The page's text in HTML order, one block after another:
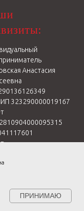
Анастасия
323290000019167
№ 8637 ПАО
ПРИНИМАЮ